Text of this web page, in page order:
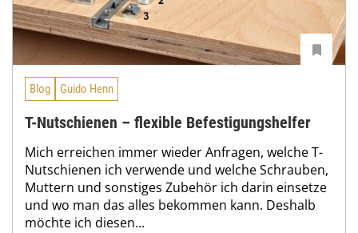
Blog Guido Henn
T-Nutschienen – flexible Befestigungshelfer
Mich erreichen immer wieder Anfragen, welche T-
Nutschienen ich verwende und welche Schrauben,
Muttern und sonstiges Zubehör ich darin einsetze
und wo man das alles bekommen kann. Deshalb
möchte ich diesen...